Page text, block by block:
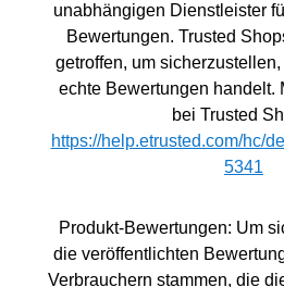
unabhängigen Dienstleister
Bewertungen. Trusted
getroffen, um
echte Bewertungen handelt.
bei Trusted
https://help.etrusted.com/hc/
5341
Produkt-Bewertungen: Um
die veröffentlichten
Verbrauchern stammen, die